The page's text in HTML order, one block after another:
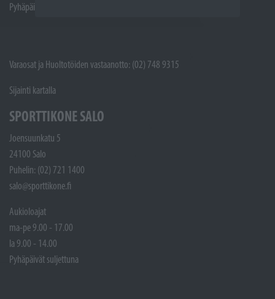
Pyhäpäivät suljettuna
Varaosat ja Huoltotöiden vastaanotto: (02) 748 9315
Sijainti kartalla
SPORTTIKONE SALO
Joensuunkatu 5
24100 Salo
Puhelin: (02) 721 1400
salo@sporttikone.fi
Aukioloajat
ma-pe 9.00 - 17.00
la 9.00 - 14.00
Pyhäpäivät suljettuna